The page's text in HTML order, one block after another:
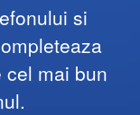
si
mai bun